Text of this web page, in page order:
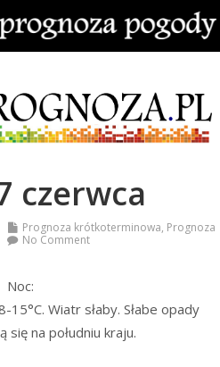
czerwca
Prognoza krótkoterminowa, Prognoza
No Comment
Noc:
Wiatr słaby. Słabe opady
się na południu kraju.